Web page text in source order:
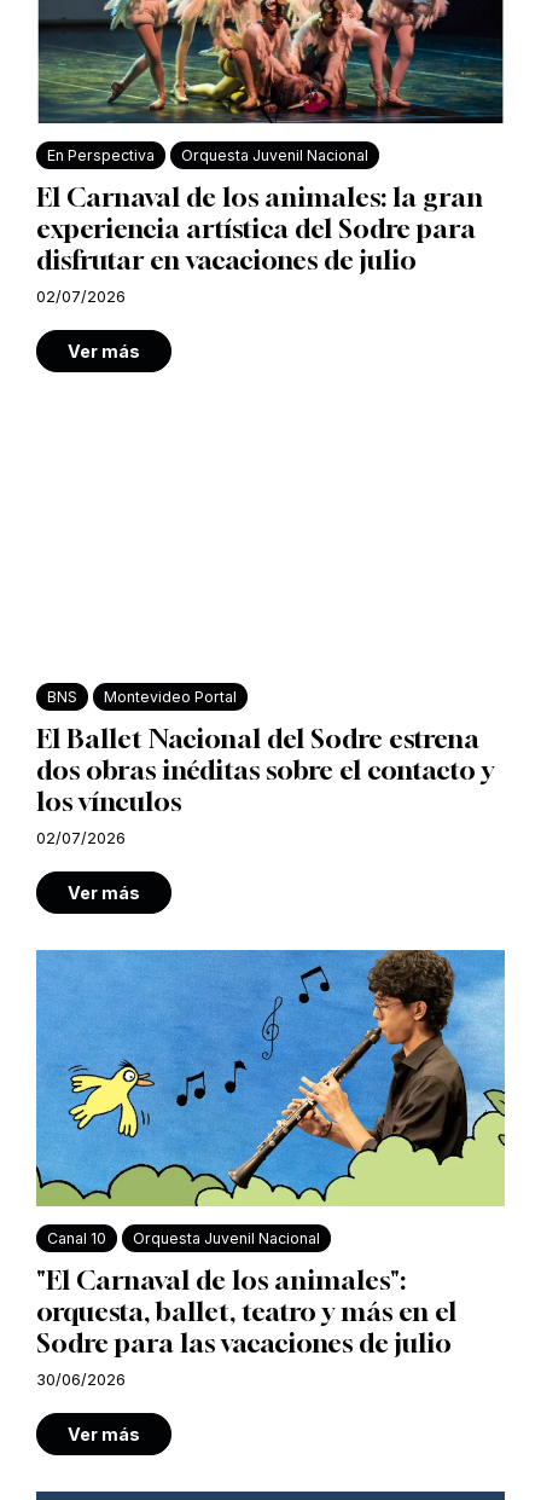
En Perspectiva Orquesta Juvenil Nacional
El Carnaval de los animales: la gran
experiencia artística del Sodre para
disfrutar en vacaciones de julio
02/07/2026
Ver más
BNS Montevideo Portal
El Ballet Nacional del Sodre estrena
dos obras inéditas sobre el contacto y
los vínculos
02/07/2026
Ver más
Canal 10 Orquesta Juvenil Nacional
"El Carnaval de los animales":
orquesta, ballet, teatro y más en el
Sodre para las vacaciones de julio
30/06/2026
Ver más